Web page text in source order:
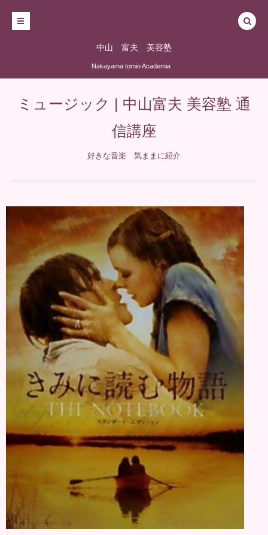
中山 富夫 美容塾
Nakayama tomio Academia
ミュージック | 中山富夫 美容塾 通
信講座
好きな音楽 気ままに紹介